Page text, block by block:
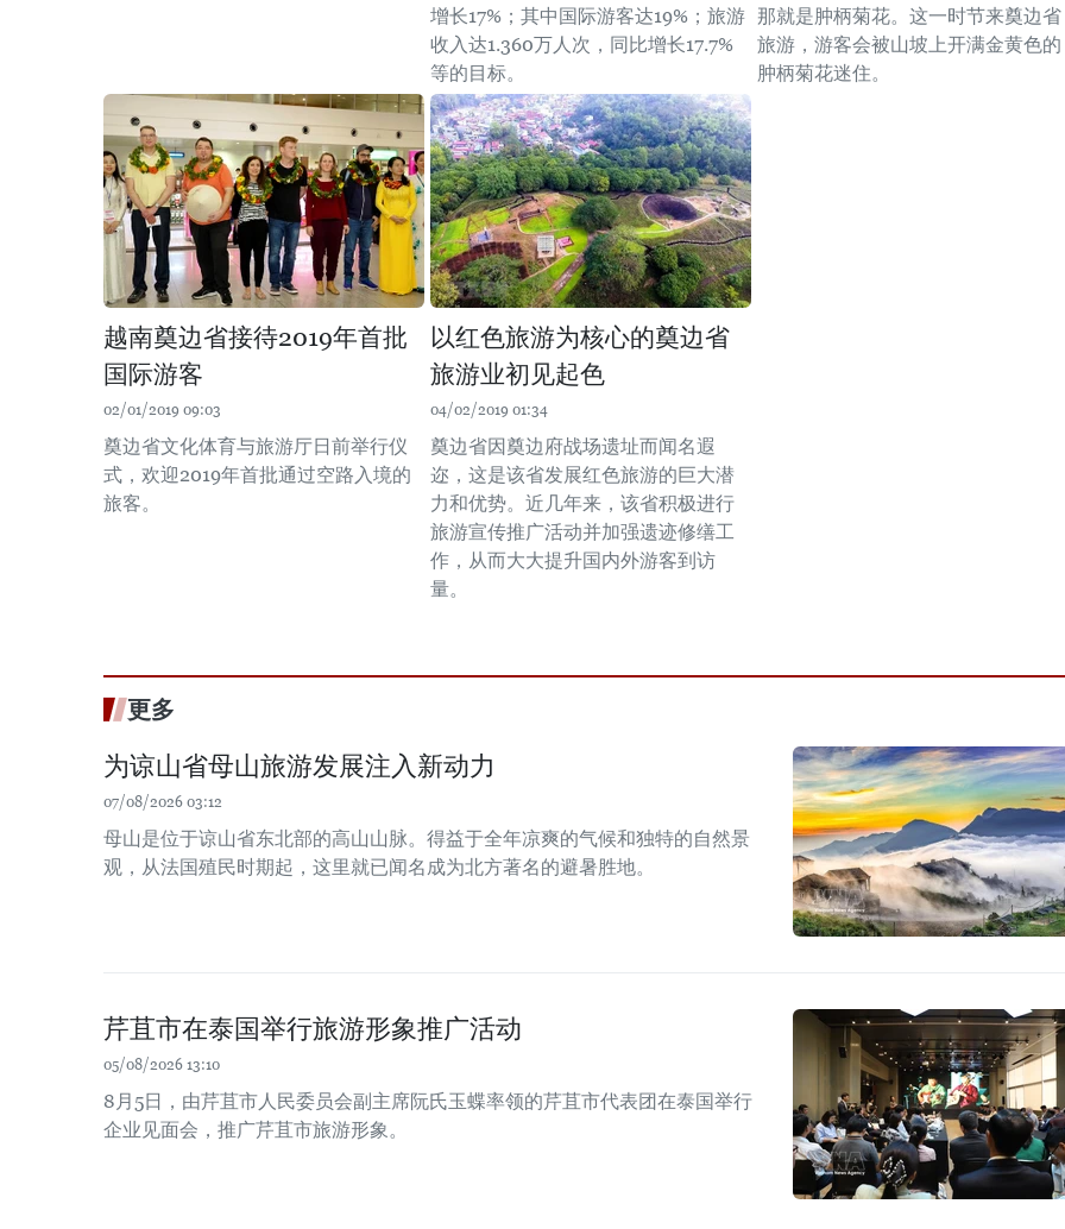
增长17%；其中国际游客达19%；旅游
收入达1.360万人次，同比增长17.7%
等的目标。
那就是肿柄菊花。这一时节来奠边省
旅游，游客会被山坡上开满金黄色的
肿柄菊花迷住。
越南奠边省接待2019年首批
国际游客
02/01/2019 09:03
奠边省文化体育与旅游厅日前举行仪
式，欢迎2019年首批通过空路入境的
旅客。
以红色旅游为核心的奠边省
旅游业初见起色
04/02/2019 01:34
奠边省因奠边府战场遗址而闻名遐
迩，这是该省发展红色旅游的巨大潜
力和优势。近几年来，该省积极进行
旅游宣传推广活动并加强遗迹修缮工
作，从而大大提升国内外游客到访
量。
更多
为谅山省母山旅游发展注入新动力
07/08/2026 03:12
母山是位于谅山省东北部的高山山脉。得益于全年凉爽的气候和独特的自然景
观，从法国殖民时期起，这里就已闻名成为北方著名的避暑胜地。
芹苴市在泰国举行旅游形象推广活动
05/08/2026 13:10
8月5日，由芹苴市人民委员会副主席阮氏玉蝶率领的芹苴市代表团在泰国举行
企业见面会，推广芹苴市旅游形象。